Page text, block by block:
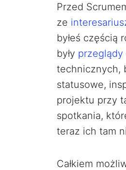
Przed
ze
byłeś częścią
były przeglądy
technicznych,
statusowe,
projektu przy
spotkania,
teraz ich tam
Całkiem